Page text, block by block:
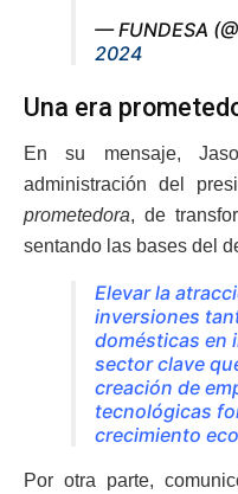
— FUNDESA
2024
Una era
En su mensaje,
administración del
prometedora, de
sentando las bases del
Elevar la
inversiones
domésticas en
sector clave
creación de
tecnológicas
crecimiento
Por otra parte,